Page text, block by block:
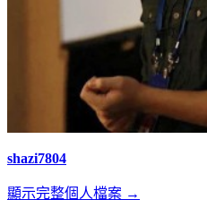
shazi7804
顯示完整個人檔案 →